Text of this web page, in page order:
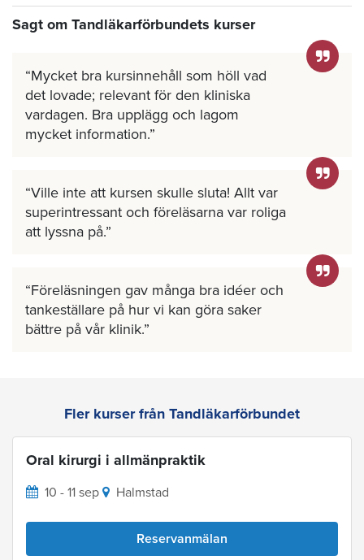
Sagt om Tandläkarförbundets kurser
Mycket bra kursinnehåll som höll vad
det lovade; relevant för den kliniska
vardagen. Bra upplägg och lagom
mycket information.
Ville inte att kursen skulle sluta! Allt var
superintressant och föreläsarna var roliga
att lyssna på.
Föreläsningen gav många bra idéer och
tankeställare på hur vi kan göra saker
bättre på vår klinik.
Fler kurser från Tandläkarförbundet
Oral kirurgi i allmänpraktik
10 - 11 sep Halmstad
Reservanmälan